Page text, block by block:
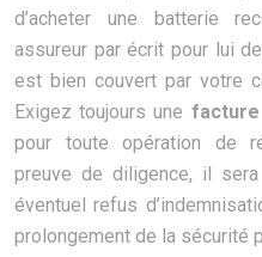
d’acheter une batterie
assureur par écrit pour lui
est bien couvert par votre
Exigez toujours une facture
pour toute opération de
preuve de diligence, il
éventuel refus
prolongement de la sécurité